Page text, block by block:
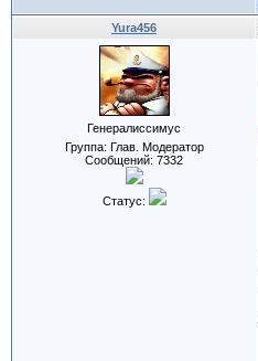
Yura456
Генералиссимус
Группа: Глав. Модератор
Сообщений: 7332
Статус: